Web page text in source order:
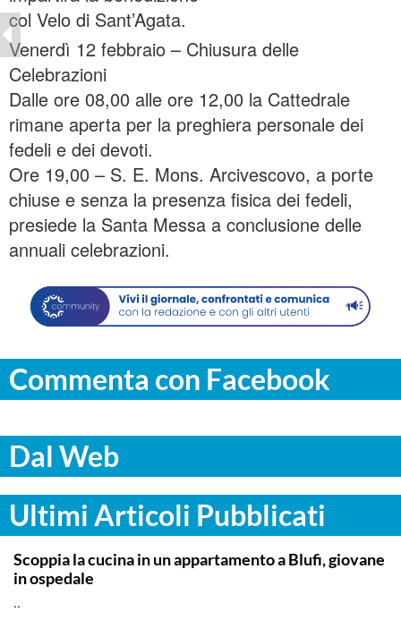
col Velo di Sant’Agata.
Venerdì 12 febbraio – Chiusura delle
Celebrazioni
Dalle ore 08,00 alle ore 12,00 la Cattedrale
rimane aperta per la preghiera personale dei
fedeli e dei devoti.
Ore 19,00 – S. E. Mons. Arcivescovo, a porte
chiuse e senza la presenza fisica dei fedeli,
presiede la Santa Messa a conclusione delle
annuali celebrazioni.
Commenta con Facebook
Dal Web
Ultimi Articoli Pubblicati
PALERMO
Scoppia la cucina in un appartamento a Blufi, giovane
in ospedale
..